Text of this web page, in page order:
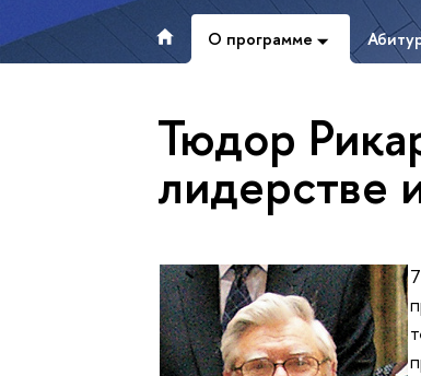
О программе
Тюдор
лидерстве